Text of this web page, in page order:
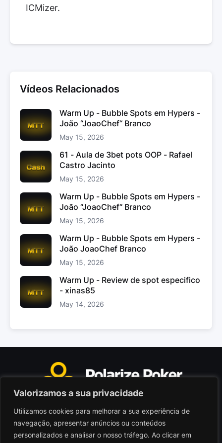
Valorizamos a sua privacidade
Utilizamos cookies para melhorar a sua experiência de
navegação, apresentar anúncios ou conteúdos
personalizados e analisar o nosso tráfego. Ao clicar em
ICMizer.
Vídeos Relacionados
Warm Up - Bubble Spots em Hypers -
João “JoaoChef“ Branco
May 15, 2026
61 - Aula de 3bet pots OOP - Rafael
Castro Jacinto
May 15, 2026
Warm Up - Bubble Spots em Hypers -
João “JoaoChef“ Branco
May 15, 2026
Warm Up - Bubble Spots em Hypers -
João JoaoChef Branco
May 15, 2026
Warm Up - Review de spot especifico
- xinas85
May 14, 2026
Polarize Poker Limited, Malta
Sociedade comercial registada sob n.º C103402